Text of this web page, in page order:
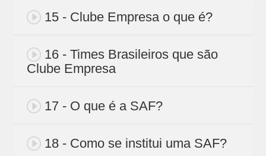
15 - Clube Empresa o que é?
16 - Times Brasileiros que são
Clube Empresa
17 - O que é a SAF?
18 - Como se institui uma SAF?